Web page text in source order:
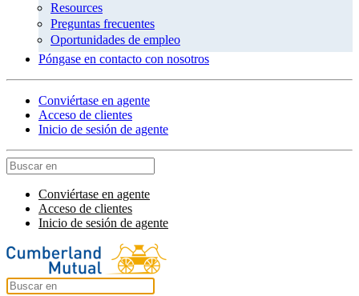
Resources
Preguntas frecuentes
Oportunidades de empleo
Póngase en contacto con nosotros
Conviértase en agente
Acceso de clientes
Inicio de sesión de agente
Conviértase en agente
Acceso de clientes
Inicio de sesión de agente